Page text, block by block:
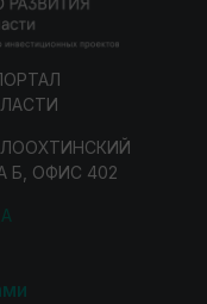
Б, ОФИС 402